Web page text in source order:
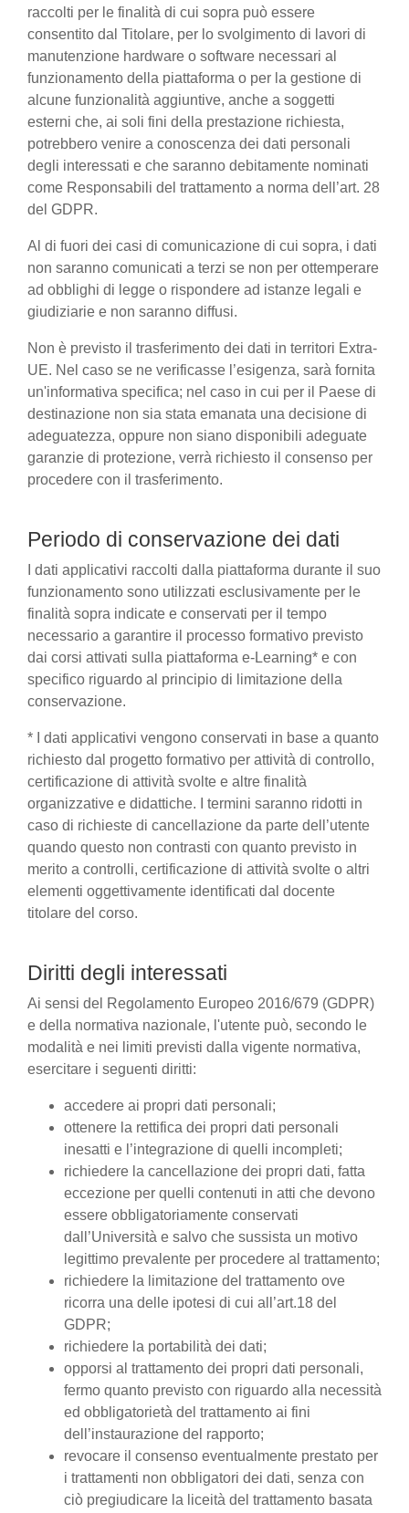
raccolti per le finalità di cui sopra può essere
consentito dal Titolare, per lo svolgimento di lavori di
manutenzione hardware o software necessari al
funzionamento della piattaforma o per la gestione di
alcune funzionalità aggiuntive, anche a soggetti
esterni che, ai soli fini della prestazione richiesta,
potrebbero venire a conoscenza dei dati personali
degli interessati e che saranno debitamente nominati
come Responsabili del trattamento a norma dell’art. 28
del GDPR.
Al di fuori dei casi di comunicazione di cui sopra, i dati
non saranno comunicati a terzi se non per ottemperare
ad obblighi di legge o rispondere ad istanze legali e
giudiziarie e non saranno diffusi.
Non è previsto il trasferimento dei dati in territori Extra-
UE. Nel caso se ne verificasse l’esigenza, sarà fornita
un'informativa specifica; nel caso in cui per il Paese di
destinazione non sia stata emanata una decisione di
adeguatezza, oppure non siano disponibili adeguate
garanzie di protezione, verrà richiesto il consenso per
procedere con il trasferimento.
Periodo di conservazione dei dati
I dati applicativi raccolti dalla piattaforma durante il suo
funzionamento sono utilizzati esclusivamente per le
finalità sopra indicate e conservati per il tempo
necessario a garantire il processo formativo previsto
dai corsi attivati sulla piattaforma e-Learning* e con
specifico riguardo al principio di limitazione della
conservazione.
* I dati applicativi vengono conservati in base a quanto
richiesto dal progetto formativo per attività di controllo,
certificazione di attività svolte e altre finalità
organizzative e didattiche. I termini saranno ridotti in
caso di richieste di cancellazione da parte dell’utente
quando questo non contrasti con quanto previsto in
merito a controlli, certificazione di attività svolte o altri
elementi oggettivamente identificati dal docente
titolare del corso.
Diritti degli interessati
Ai sensi del Regolamento Europeo 2016/679 (GDPR)
e della normativa nazionale, l'utente può, secondo le
modalità e nei limiti previsti dalla vigente normativa,
esercitare i seguenti diritti:
accedere ai propri dati personali;
ottenere la rettifica dei propri dati personali
inesatti e l’integrazione di quelli incompleti;
richiedere la cancellazione dei propri dati, fatta
eccezione per quelli contenuti in atti che devono
essere obbligatoriamente conservati
dall’Università e salvo che sussista un motivo
legittimo prevalente per procedere al trattamento;
richiedere la limitazione del trattamento ove
ricorra una delle ipotesi di cui all’art.18 del
GDPR;
richiedere la portabilità dei dati;
opporsi al trattamento dei propri dati personali,
fermo quanto previsto con riguardo alla necessità
ed obbligatorietà del trattamento ai fini
dell’instaurazione del rapporto;
revocare il consenso eventualmente prestato per
i trattamenti non obbligatori dei dati, senza con
ciò pregiudicare la liceità del trattamento basata